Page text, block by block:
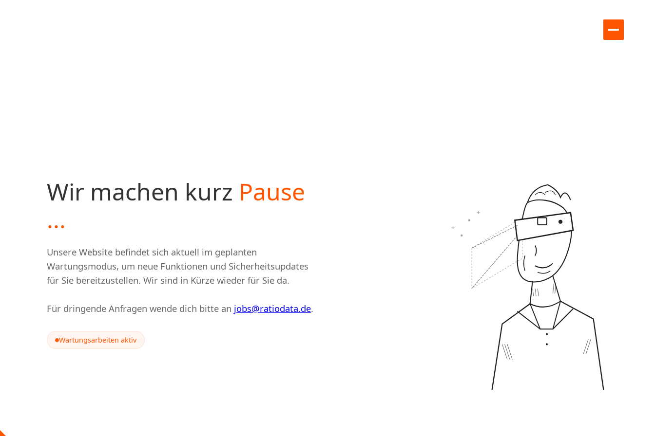
Wir machen kurz Pause
...
Unsere Website befindet sich aktuell im geplanten
Wartungsmodus, um neue Funktionen und Sicherheitsupdates
für Sie bereitzustellen. Wir sind in Kürze wieder für Sie da.
Für dringende Anfragen wende dich bitte an jobs@ratiodata.de.
Wartungsarbeiten aktiv